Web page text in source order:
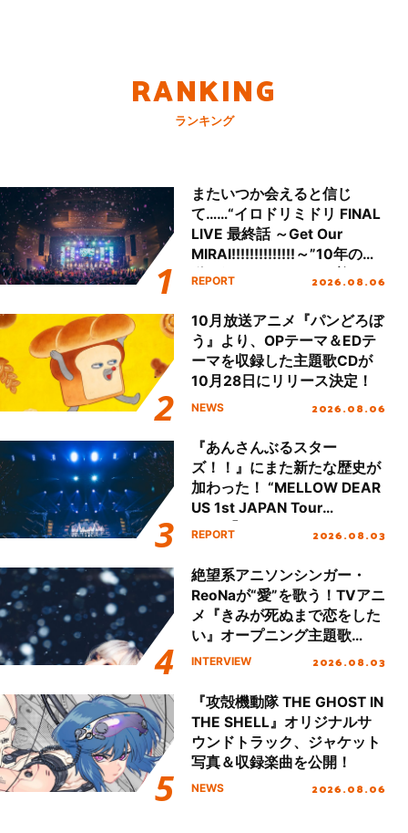
RANKING
ランキング
またいつか会えると信じ
て……“イロドリミドリ FINAL
LIVE 最終話 ～Get Our
MIRAI!!!!!!!!!!!!!!～”10年の活
動を経てファイナルを迎える
REPORT 2026.08.06
10月放送アニメ『パンどろぼ
う』より、OPテーマ＆EDテ
ーマを収録した主題歌CDが
10月28日にリリース決定！
NEWS 2026.08.06
『あんさんぶるスター
ズ！！』にまた新たな歴史が
加わった！ “MELLOW DEAR
US 1st JAPAN Tour
Final「NICE to meet YOU
ート!!
REPORT 2026.08.03
絶望系アニソンシンガー・
ReoNaが“愛”を歌う！TVアニ
メ『きみが死ぬまで恋をした
い』オープニング主題歌
「Amore」インタビュー
INTERVIEW 2026.08.03
『攻殻機動隊 THE GHOST IN
THE SHELL』オリジナルサ
ウンドトラック、ジャケット
写真＆収録楽曲を公開！
NEWS 2026.08.06